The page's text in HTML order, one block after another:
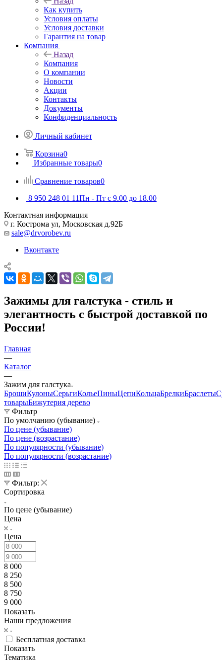
Как купить
Условия оплаты
Условия доставки
Гарантия на товар
Компания
Назад
Компания
О компании
Новости
Акции
Контакты
Документы
Конфиденциальность
Личный кабинет
Корзина0
Избранные товары0
Сравнение товаров0
8 950 248 01 11Пн - Пт с 9.00 до 18.00
Контактная информация
г. Кострома ул, Московская д.92Б
sale@drvorobev.ru
Вконтакте
Зажимы для галстука - стиль и
элегантность с быстрой доставкой по
России!
Главная
—
Каталог
—
Зажим для галстука
БрошиКулоныСерьгиКольеПиныЦепиКольцаБрелкиБраслеты
товарыБижутерия дерево
Фильтр
По умолчанию (убывание)
По цене (убывание)
По цене (возрастание)
По популярности (убывание)
По популярности (возрастание)
Фильтр:
Сортировка
По цене (убывание)
Цена
Цена
8 000
8 250
8 500
8 750
9 000
Показать
Наши предложения
Бесплатная доставка
Показать
Тематика